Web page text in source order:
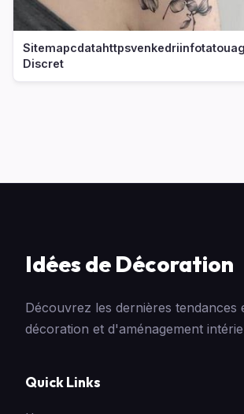
Discret
Idées de Décoration
Découvrez les dernières tendances
décoration et d'aménagement
Quick Links